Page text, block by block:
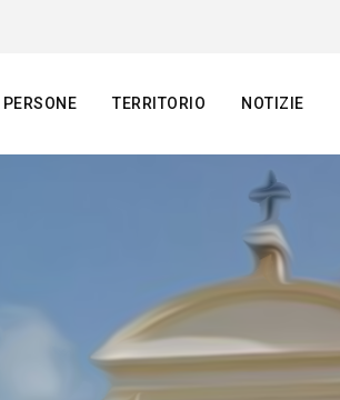
PERSONE TERRITORIO NOTIZIE